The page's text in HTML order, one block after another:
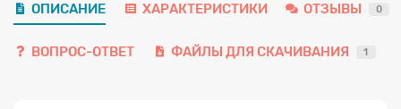
ОПИСАНИЕ ХАРАКТЕРИСТИКИ ОТЗЫВЫ 0
ВОПРОС-ОТВЕТ ФАЙЛЫ ДЛЯ СКАЧИВАНИЯ 1